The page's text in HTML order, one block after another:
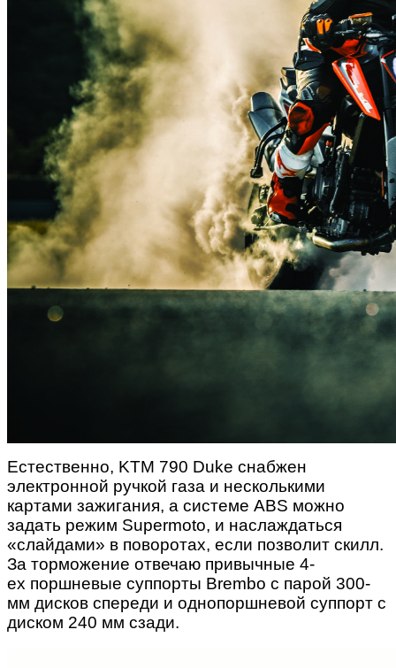
Естественно, KTM 790 Duke снабжен
электронной ручкой газа и несколькими
картами зажигания, а системе ABS можно
задать режим Supermoto, и наслаждаться
«слайдами» в поворотах, если позволит скилл.
За торможение отвечаю привычные 4-
ех поршневые суппорты Brembo с парой 300-
мм дисков спереди и однопоршневой суппорт с
диском 240 мм сзади.